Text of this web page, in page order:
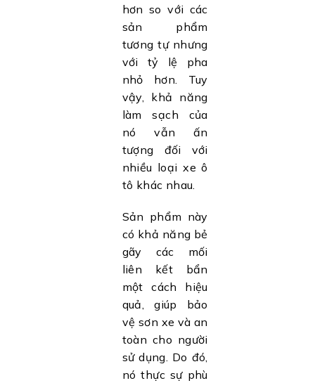
hơn so với các
sản phẩm
tương tự nhưng
với tỷ lệ pha
nhỏ hơn. Tuy
vậy, khả năng
làm sạch của
nó vẫn ấn
tượng đối với
nhiều loại xe ô
tô khác nhau.
Sản phẩm này
có khả năng bẻ
gãy các mối
liên kết bẩn
một cách hiệu
quả, giúp bảo
vệ sơn xe và an
toàn cho người
sử dụng. Do đó,
nó thực sự phù